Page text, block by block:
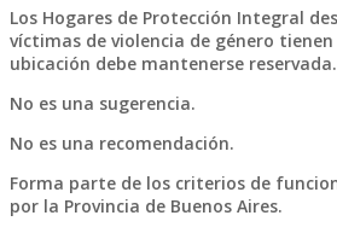
Los Hogares de Protección Integral
víctimas de violencia de género
ubicación debe mantenerse reservada.
No es una sugerencia.
No es una recomendación.
Forma parte de los criterios de
por la Provincia de Buenos Aires.